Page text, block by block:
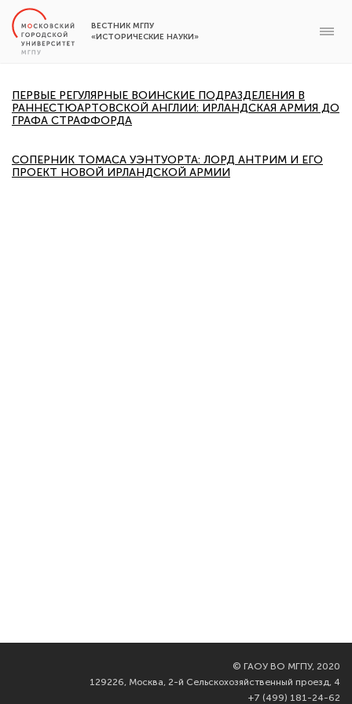
ВЕСТНИК МГПУ
«ИСТОРИЧЕСКИЕ НАУКИ»
ПЕРВЫЕ РЕГУЛЯРНЫЕ ВОИНСКИЕ ПОДРАЗДЕЛЕНИЯ В
РАННЕСТЮАРТОВСКОЙ АНГЛИИ: ИРЛАНДСКАЯ АРМИЯ ДО
ГРАФА СТРАФФОРДА
СОПЕРНИК ТОМАСА УЭНТУОРТА: ЛОРД АНТРИМ И ЕГО
ПРОЕКТ НОВОЙ ИРЛАНДСКОЙ АРМИИ
© ГАОУ ВО МГПУ, 2020
129226, Москва, 2-й Сельскохозяйственный проезд, 4
+7 (499) 181-24-62